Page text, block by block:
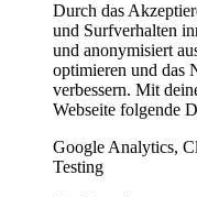
Durch das
und Surfverhalten
und anonymisiert
optimieren und das
verbessern. Mit
Webseite folgende
Google Analytics,
Testing